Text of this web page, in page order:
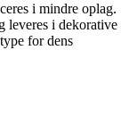
i mindre oplag.
leveres i dekorative
for dens